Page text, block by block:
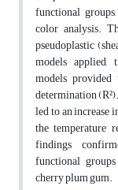
functional
color analysis.
pseudoplastic
models applied,
models
determination
led to an increase
the temperature
findings
functional
cherry plum gum.